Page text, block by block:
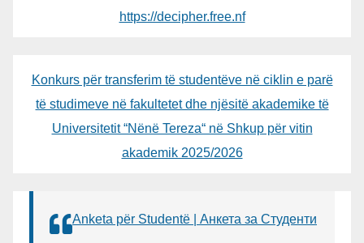
https://decipher.free.nf
Konkurs për transferim të studentëve në ciklin e parë
të studimeve në fakultetet dhe njësitë akademike të
Universitetit “Nënë Tereza“ në Shkup për vitin
akademik 2025/2026
Anketa për Studentë | Анкета за Студенти